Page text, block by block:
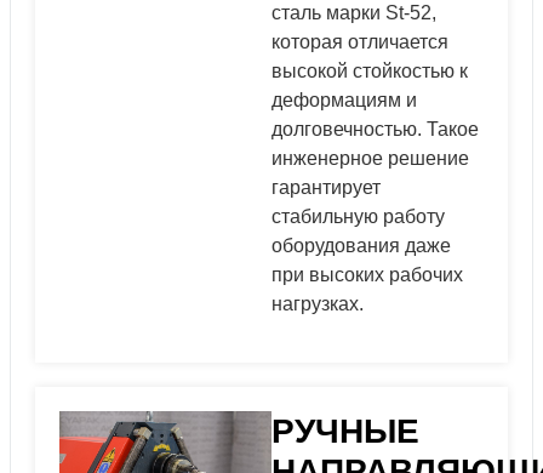
сталь марки St-52,
которая отличается
высокой стойкостью к
деформациям и
долговечностью. Такое
инженерное решение
гарантирует
стабильную работу
оборудования даже
при высоких рабочих
нагрузках.
РУЧНЫЕ